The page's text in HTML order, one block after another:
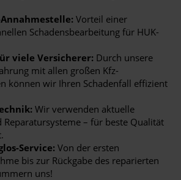
Vorteil einer
Schadensbearbeitung für HUK-
viele Versicherer: Durch unsere
mit allen großen Kfz-
können wir Ihren Schadenfall effizient
Wir verwenden aktuelle
Reparatursysteme – für beste Qualität
Service: Von der ersten
bis zur Rückgabe des reparierten
uns!